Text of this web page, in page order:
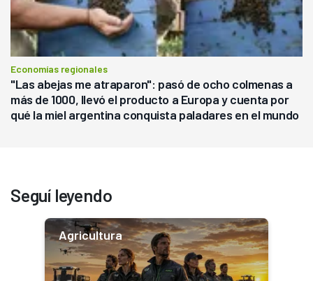
Economías regionales
"Las abejas me atraparon": pasó de ocho colmenas a
más de 1000, llevó el producto a Europa y cuenta por
qué la miel argentina conquista paladares en el mundo
Seguí leyendo
Agricultura